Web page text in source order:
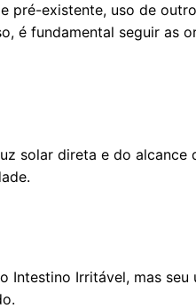
pré-existente, uso de
é fundamental seguir as
solar direta e do alcance
Intestino Irritável, mas seu